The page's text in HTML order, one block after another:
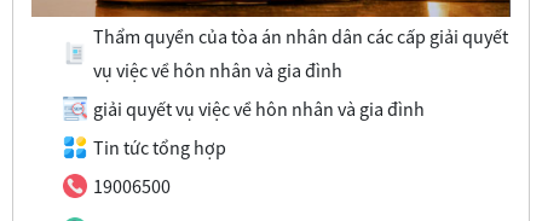
Thẩm quyền của tòa án nhân dân các cấp giải quyết
vụ việc về hôn nhân và gia đình
giải quyết vụ việc về hôn nhân và gia đình
Tin tức tổng hợp
19006500